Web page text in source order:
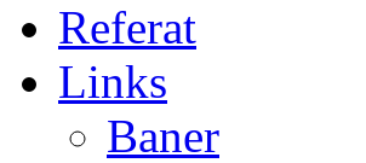
Referat
Links
Baner